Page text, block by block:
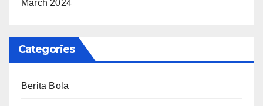
March 2024
Categories
Berita Bola